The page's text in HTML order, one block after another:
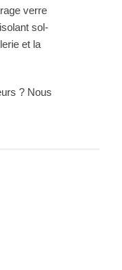
verre
sol-
et la
? Nous